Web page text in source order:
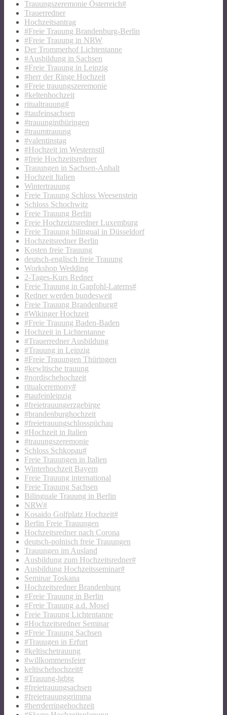
Trauungszeremonie Österreich#
Trauerredner
Hochzeitsantrag
#Freie Trauung Brandenburg-Berlin
#Freie Trauung in NRW
Der Trommerhof Lichtentanne
#Ausbildung in Sachsen
#Freie Trauung in Leipzig
#herr der Ringe Hochzeit
#Freie trauungszeremonie
#keltenhochzeit
ritualtrauung#
#taufeinsachsen
#trauunginthüringen
#traumtrauung
#valentinstag
#Hochzeit im Westernstil
#freie Hochzeitsredner
Trauungen in Sachsen-Anhalt
Hochzeit Italien
Wintertrauung
Freie Trauung Schloss Weesenstein
Schloss Schochwitz
Freie Trauung Berlin
Freie Hochzeiztsredner Luxemburg
Freie Trauung bilingual in Düsseldorf
Hochzeitsredner Berlin
Kosten freie Trauung
deutsch-englisch freie Trauung
Workshop Wedding
2-Tages-Kurs Redner
Freie Trauung in Gapfohl-Laterns#
Redner werden bundesweit
Freie Trauung Brandenburg#
#Wikinger Hochzeit
#Freie Trauung Baden-Baden
Hochzeit in Lichtentanne
#Trauerredner Ausbildung
#Trauung in Leipzig
#Freie Trauungen Thüringen
#kewltische trauung
#nordischehochzeit
ritualceremony#
#taufeinleipzig
#freietrauungerzgebirge
#brandenburghochzeit
#freietrauungschlosspüchau
#Hochzeit in Italien
#trauungszeremonie
Schloss Schkopau#
Freie Trauungen in Italien
Winterhochzeit Bayern
Freie Trauung international
Freie Trauung Sachsen
Bilinguale Trauung in Berlin
NRW#
Kosaido Golfplatz Hochzeit#
Berlin Freie Trauungen
Hochzeitsredner nach Corona
deutsch-polnisch freie Trauungen
Trauungen im Ausland
Ausbildung zum Hochzeitsredner#
Ausbildung Hochzeitsseminar#
Seminar Toskana
Hochzeitsredner Brandenburg
#Freie Trauung in Berlin
#Freie Trauung a.d. Mosel
Freie Trauung Lichtentanne
#Hochzeitsredner Seminar
#Freie Trauung Sachsen
#Trauugen in Erfurt
#keltischetrauung
#willkommensfeier
keltischehochzeit#
#Trauung-lgbtg
#freietrauungsachsen
#freietrauunggrimma
#herrderringehochzeit